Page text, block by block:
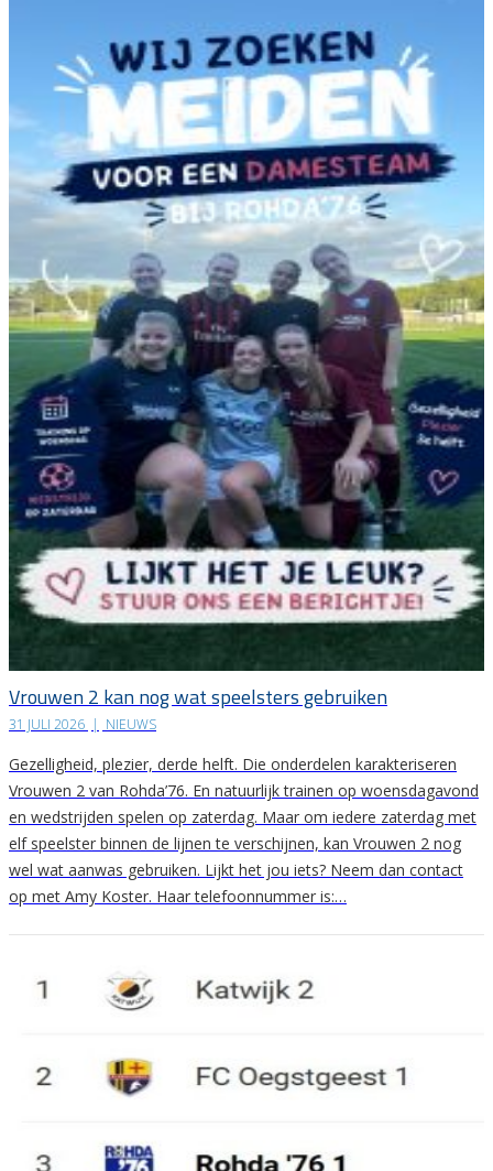
Vrouwen 2 kan nog wat speelsters gebruiken
31 JULI 2026 | NIEUWS
Gezelligheid, plezier, derde helft. Die onderdelen karakteriseren
Vrouwen 2 van Rohda’76. En natuurlijk trainen op woensdagavond
en wedstrijden spelen op zaterdag. Maar om iedere zaterdag met
elf speelster binnen de lijnen te verschijnen, kan Vrouwen 2 nog
wel wat aanwas gebruiken. Lijkt het jou iets? Neem dan contact
op met Amy Koster. Haar telefoonnummer is:…